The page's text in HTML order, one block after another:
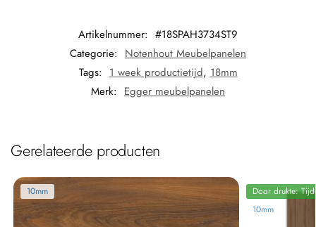
Artikelnummer: #18SPAH3734ST9
Categorie: Notenhout Meubelpanelen
Tags: 1 week productietijd, 18mm
Merk: Egger meubelpanelen
Gerelateerde producten
10mm
Door drukte:
10mm